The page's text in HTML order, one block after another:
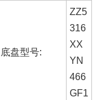
底盘型号:
ZZ5
316
XX
YN
466
GF1